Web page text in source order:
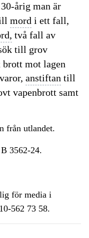
årig man är
mord i ett fall,
två fall av
till grov
mot lagen
anstiftan till
vapenbrott samt
från utlandet.
B 3562-24.
för media i
562 73 58.